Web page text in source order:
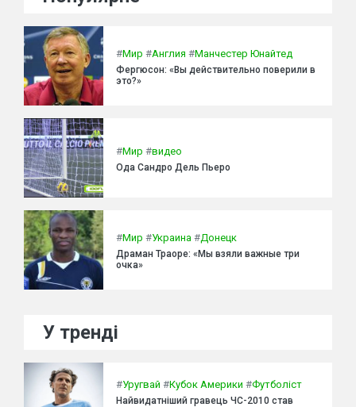
#Мир #Англия #Манчестер Юнайтед
Фергюсон: «Вы действительно поверили в
это?»
#Мир #видео
Ода Сандро Дель Пьеро
#Мир #Украина #Донецк
Драман Траоре: «Мы взяли важные три
очка»
У тренді
#Уругвай #Кубок Америки #Футболіст
Найвидатніший гравець ЧС-2010 став